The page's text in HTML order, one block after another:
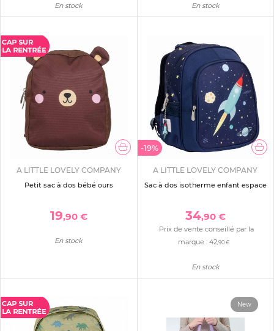
En stock En stock
A LITTLE LOVELY COMPANY
Petit sac à dos bébé ours
19,90 €
En stock
-19%
A LITTLE LOVELY COMPANY
Sac à dos isotherme enfant espace
34,90 €
Prix de vente conseillé par la
marque :42,90 €
En stock
New